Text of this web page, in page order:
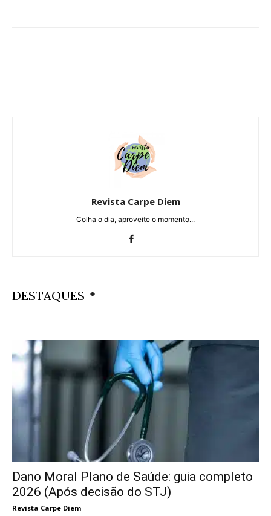
Revista Carpe Diem
Colha o dia, aproveite o momento...
DESTAQUES
Dano Moral Plano de Saúde: guia completo
2026 (Após decisão do STJ)
Revista Carpe Diem